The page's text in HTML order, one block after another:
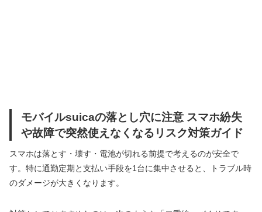
モバイルsuicaの落とし穴に注意 スマホ紛失
や故障で突然使えなくなるリスク対策ガイド
スマホは落とす・壊す・電池が切れる前提で考えるのが安全で
す。特に通勤定期と支払い手段を1台に集中させると、トラブル時
のダメージが大きくなります。